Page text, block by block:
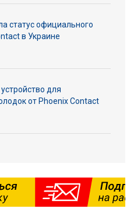
статус официального
в Украине
для
от Phoenix Contact